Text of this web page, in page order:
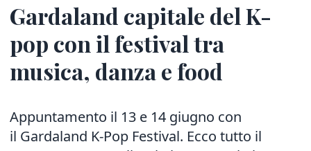
Gardaland capitale del K-
pop con il festival tra
musica, danza e food
Appuntamento il 13 e 14 giugno con
il Gardaland K-Pop Festival. Ecco tutto il